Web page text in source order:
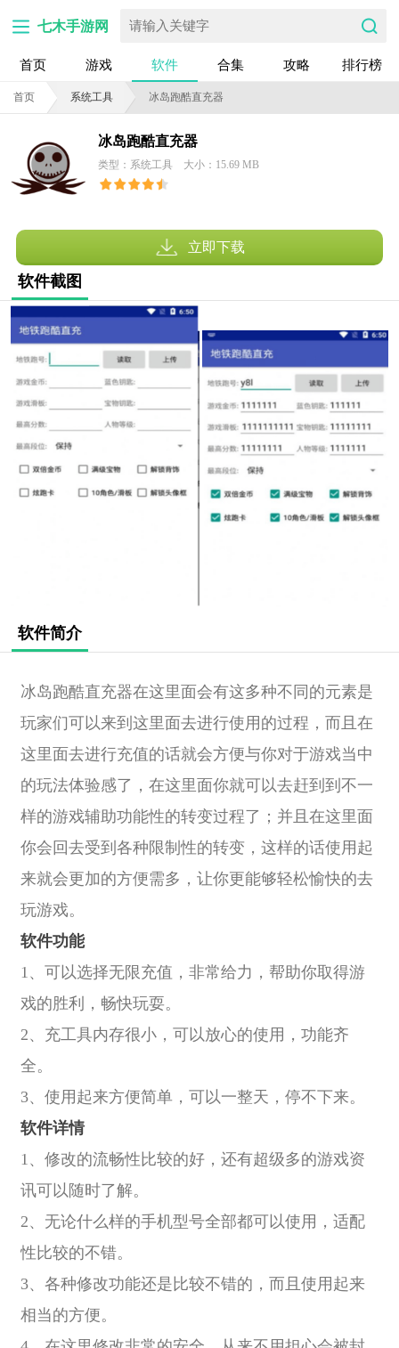
七木手游网
首页 游戏 软件 合集 攻略 排行榜
首页 系统工具 冰岛跑酷直充器
冰岛跑酷直充器
类型：系统工具 大小：15.69 MB
立即下载
软件截图
软件简介
冰岛跑酷直充器在这里面会有这多种不同的元素是
玩家们可以来到这里面去进行使用的过程，而且在
这里面去进行充值的话就会方便与你对于游戏当中
的玩法体验感了，在这里面你就可以去赶到到不一
样的游戏辅助功能性的转变过程了；并且在这里面
你会回去受到各种限制性的转变，这样的话使用起
来就会更加的方便需多，让你更能够轻松愉快的去
玩游戏。
软件功能
1、可以选择无限充值，非常给力，帮助你取得游
戏的胜利，畅快玩耍。
2、充工具内存很小，可以放心的使用，功能齐
全。
3、使用起来方便简单，可以一整天，停不下来。
软件详情
1、修改的流畅性比较的好，还有超级多的游戏资
讯可以随时了解。
2、无论什么样的手机型号全部都可以使用，适配
性比较的不错。
3、各种修改功能还是比较不错的，而且使用起来
相当的方便。